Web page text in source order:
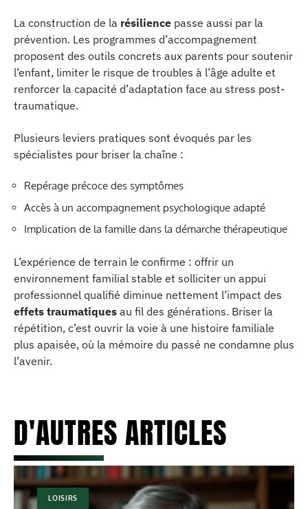
La construction de la résilience passe aussi par la
prévention. Les programmes d’accompagnement
proposent des outils concrets aux parents pour soutenir
l’enfant, limiter le risque de troubles à l’âge adulte et
renforcer la capacité d’adaptation face au stress post-
traumatique.
Plusieurs leviers pratiques sont évoqués par les
spécialistes pour briser la chaîne :
Repérage précoce des symptômes
Accès à un accompagnement psychologique adapté
Implication de la famille dans la démarche thérapeutique
L’expérience de terrain le confirme : offrir un
environnement familial stable et solliciter un appui
professionnel qualifié diminue nettement l’impact des
effets traumatiques au fil des générations. Briser la
répétition, c’est ouvrir la voie à une histoire familiale
plus apaisée, où la mémoire du passé ne condamne plus
l’avenir.
D'AUTRES ARTICLES
LOISIRS